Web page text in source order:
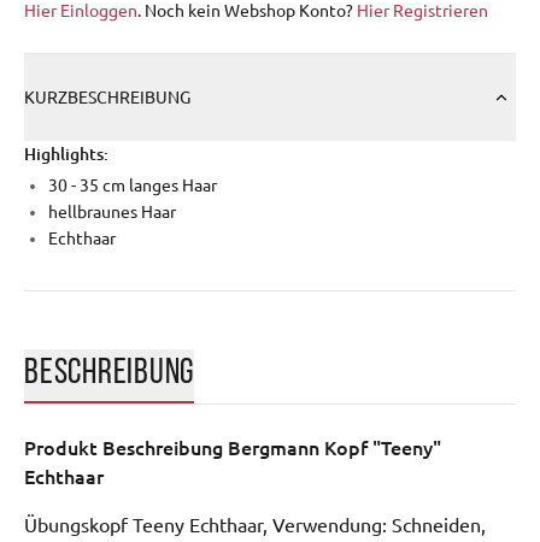
Hier Einloggen. Noch kein Webshop Konto? Hier Registrieren
KURZBESCHREIBUNG
Highlights:
30 - 35 cm langes Haar
hellbraunes Haar
Echthaar
BESCHREIBUNG
Produkt Beschreibung Bergmann Kopf "Teeny"
Echthaar
Übungskopf Teeny Echthaar, Verwendung: Schneiden,